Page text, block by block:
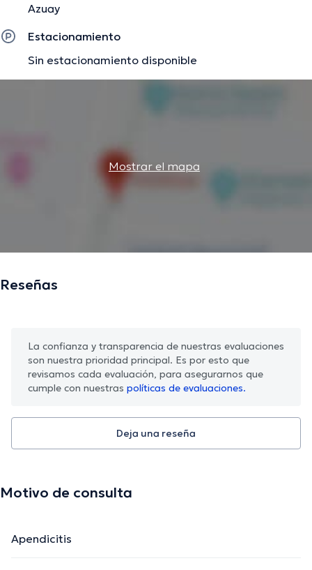
Azuay
Estacionamiento
Sin estacionamiento disponible
Mostrar el mapa
Reseñas
La confianza y transparencia de nuestras evaluaciones
son nuestra prioridad principal. Es por esto que
revisamos cada evaluación, para asegurarnos que
cumple con nuestras políticas de evaluaciones.
Deja una reseña
Motivo de consulta
Apendicitis